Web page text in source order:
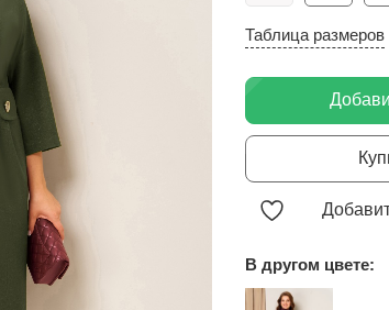
Таблица размеров
В другом цвете: